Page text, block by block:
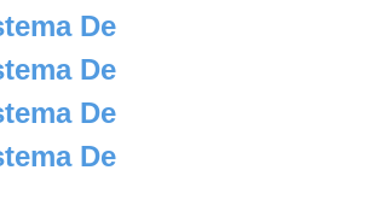
De
De
De
De